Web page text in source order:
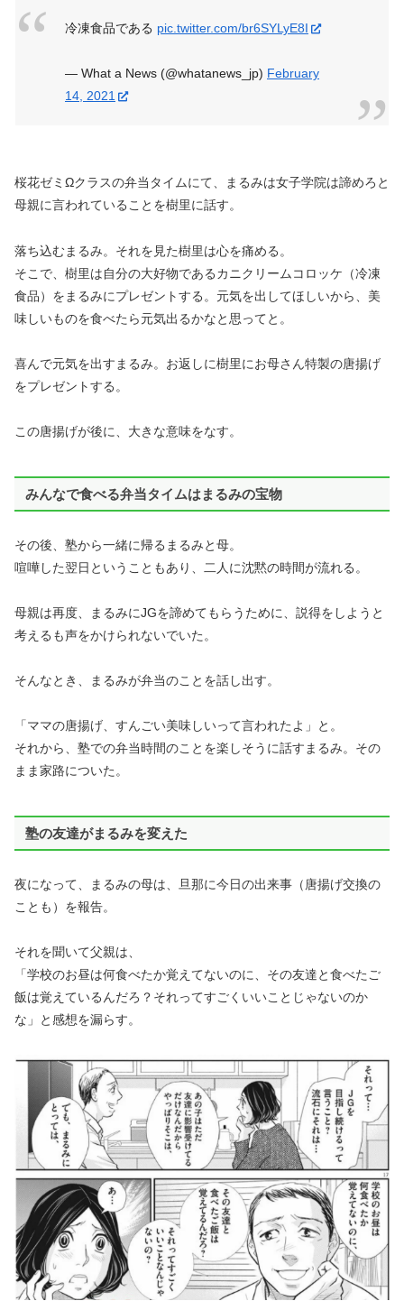
冷凍食品である pic.twitter.com/br6SYLyE8I
— What a News (@whatanews_jp) February
14, 2021
桜花ゼミΩクラスの弁当タイムにて、まるみは女子学院は諦めろと
母親に言われていることを樹里に話す。
落ち込むまるみ。それを見た樹里は心を痛める。
そこで、樹里は自分の大好物であるカニクリームコロッケ（冷凍
食品）をまるみにプレゼントする。元気を出してほしいから、美
味しいものを食べたら元気出るかなと思ってと。
喜んで元気を出すまるみ。お返しに樹里にお母さん特製の唐揚げ
をプレゼントする。
この唐揚げが後に、大きな意味をなす。
みんなで食べる弁当タイムはまるみの宝物
その後、塾から一緒に帰るまるみと母。
喧嘩した翌日ということもあり、二人に沈黙の時間が流れる。
母親は再度、まるみにJGを諦めてもらうために、説得をしようと
考えるも声をかけられないでいた。
そんなとき、まるみが弁当のことを話し出す。
「ママの唐揚げ、すんごい美味しいって言われたよ」と。
それから、塾での弁当時間のことを楽しそうに話すまるみ。その
まま家路についた。
塾の友達がまるみを変えた
夜になって、まるみの母は、旦那に今日の出来事（唐揚げ交換の
ことも）を報告。
それを聞いて父親は、
「学校のお昼は何食べたか覚えてないのに、その友達と食べたご
飯は覚えているんだろ？それってすごくいいことじゃないのか
な」と感想を漏らす。